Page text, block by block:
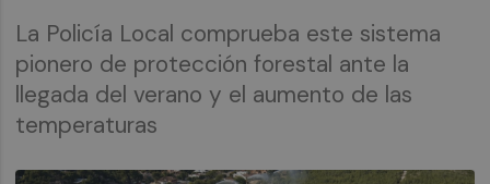
La Policía Local comprueba este sistema
pionero de protección forestal ante la
llegada del verano y el aumento de las
temperaturas